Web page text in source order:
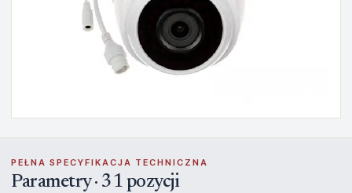
PEŁNA SPECYFIKACJA TECHNICZNA
Parametry · 31 pozycji